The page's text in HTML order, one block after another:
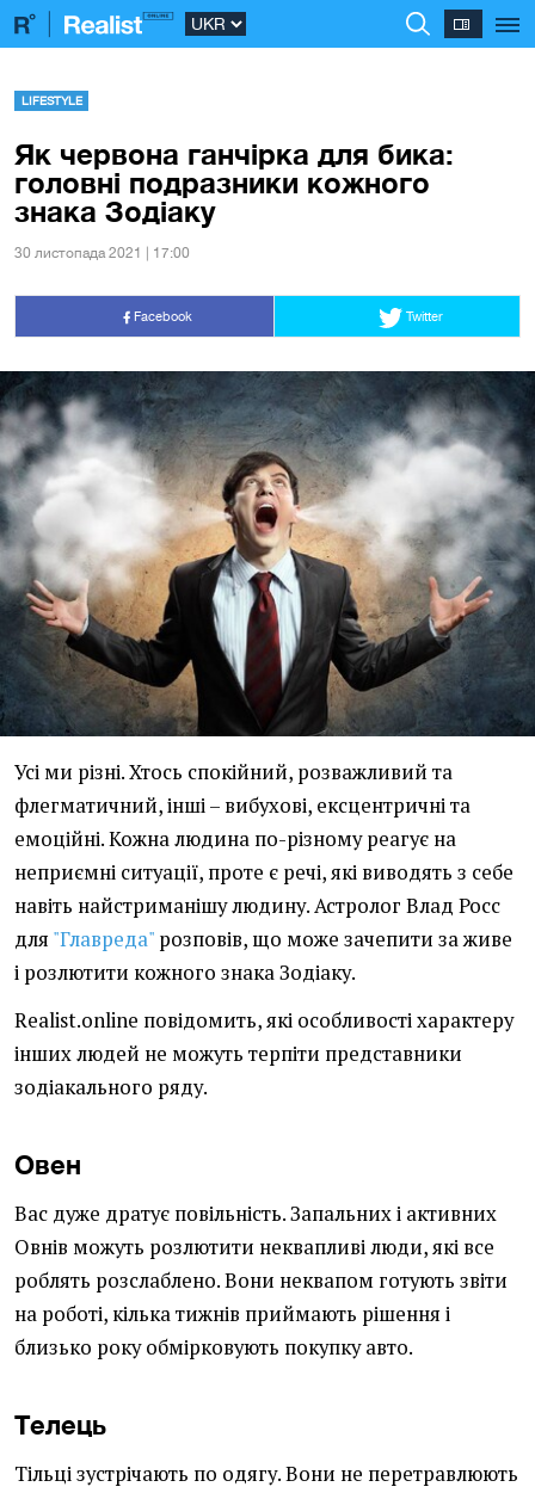
LIFESTYLE
Як червона ганчірка для бика:
головні подразники кожного
знака Зодіаку
30 листопада 2021 | 17:00
Facebook Twitter
Усі ми різні. Хтось спокійний, розважливий та
флегматичний, інші – вибухові, ексцентричні та
емоційні. Кожна людина по-різному реагує на
неприємні ситуації, проте є речі, які виводять з себе
навіть найстриманішу людину. Астролог Влад Росс
для "Главреда" розповів, що може зачепити за живе
і розлютити кожного знака Зодіаку.
Realist.online повідомить, які особливості характеру
інших людей не можуть терпіти представники
зодіакального ряду.
Овен
Вас дуже дратує повільність. Запальних і активних
Овнів можуть розлютити неквапливі люди, які все
роблять розслаблено. Вони неквапом готують звіти
на роботі, кілька тижнів приймають рішення і
близько року обмірковують покупку авто.
Телець
Тільці зустрічають по одягу. Вони не перетравлюють